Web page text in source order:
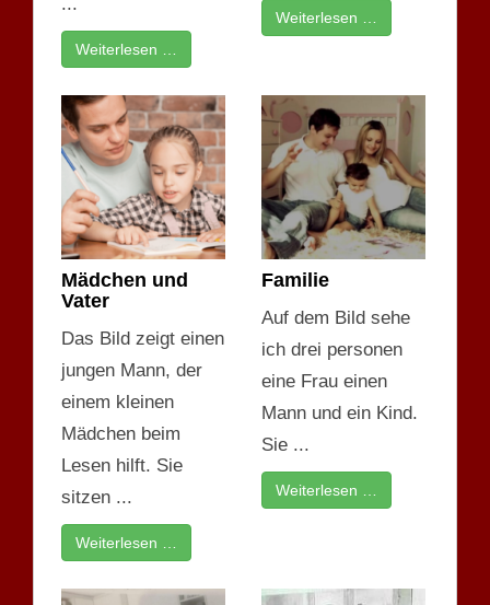
Weiterlesen …
Weiterlesen …
Mädchen und
Vater
Das Bild zeigt einen
jungen Mann, der
einem kleinen
Mädchen beim
Lesen hilft. Sie
sitzen ...
Weiterlesen …
Familie
Auf dem Bild sehe
ich drei personen
eine Frau einen
Mann und ein Kind.
Sie ...
Weiterlesen …